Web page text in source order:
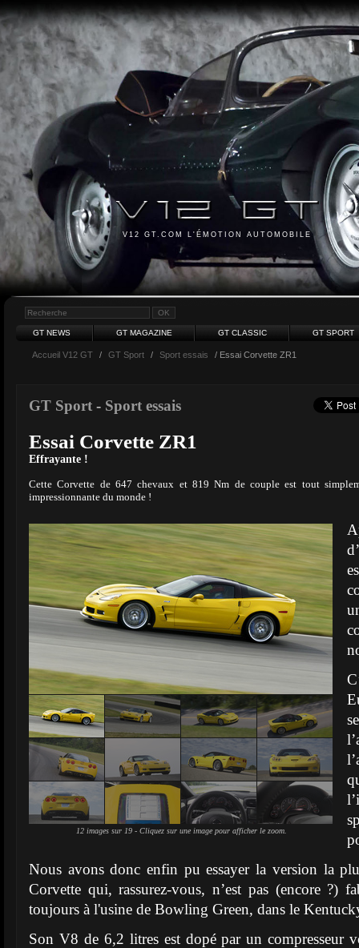
V12 GT.COM L'ÉMOTION AUTOMOBILE
GT NEWS GT MAGAZINE GT CLASSIC GT SPORT
Accueil V12 GT / GT Sport / Sport essais / Essai Corvette ZR1
GT Sport - Sport essais
Essai Corvette ZR1
Effrayante !
Cette Corvette de 647 chevaux et 819 Nm de couple est tout
impressionnante du monde !
12 images sur 19 - Cliquez sur une image pour afficher le zoom.
Nous avons donc enfin pu essayer la version la
Corvette qui, rassurez-vous, n’est pas (encore ?)
toujours à l'usine de Bowling Green, dans le
Son V8 de 6,2 litres est dopé par un compresseur